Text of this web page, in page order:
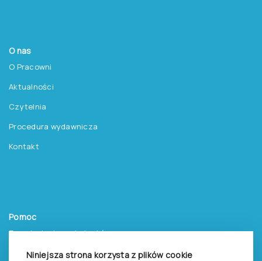
Niniejsza strona korzysta z plików cookie
O nas
O Pracowni
Aktualności
Czytelnia
Procedura wydawnicza
Kontakt
Pomoc
Zasady dostępu do testów
Zasady sprzedaży testów i książek